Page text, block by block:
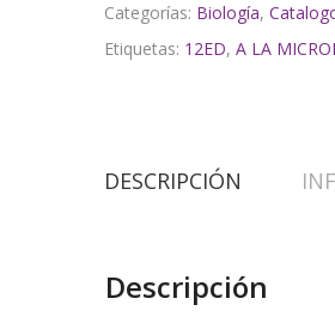
Categorías: Biología,
Etiquetas: 12ED, A LA
DESCRIPCIÓN
Descripción